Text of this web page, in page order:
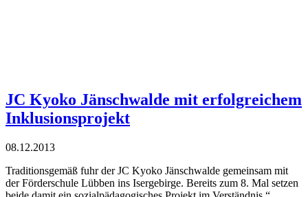
JC Kyoko Jänschwalde mit erfolgreichem
Inklusionsprojekt
08.12.2013
Traditionsgemäß fuhr der JC Kyoko Jänschwalde gemeinsam mit
der Förderschule Lübben ins Isergebirge. Bereits zum 8. Mal setzen